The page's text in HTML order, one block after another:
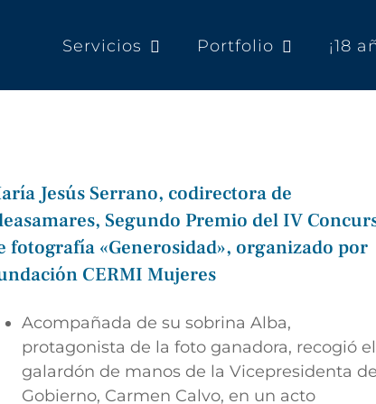
Servicios Portfolio ¡18
Jesús Serrano, codirectora de
Segundo Premio del IV
fotografía «Generosidad», organizado por
CERMI Mujeres
Acompañada de su sobrina Alba,
protagonista de la foto ganadora, recogió el
galardón de manos de la Vicepresidenta
Gobierno, Carmen Calvo, en un acto